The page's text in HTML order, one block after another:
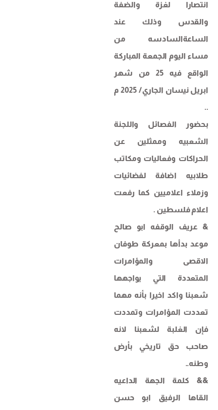
انتصارا لغزة والضفة
والقدس وذلك عند
الساعةالسادسه من
مساء اليوم الجمعة المباركة
الواقع فيه 25 من شهر
ابريل نيسان الجاري/ 2025 م
بحضور الفصائل واللجنة
الشعبيه وممثلين عن
الحراكات وفعاليات ومكاتب
طلابيه اضافة لفضائيات
وزملاء اعلاميين كما رفعت
اعلام فلسطين .
& عريف الوقفه ابو صالح
موعد بدأها بمعركة طوفان
الاقصى والمؤامرات
المتعددة التي يواجهها
شعبنا واكد اخيرا بأنه مهما
تعددت المؤامرات وتمددت
فإن الغلبة لشعبنا لانه
صاحب حق تاريخي بأرض
وطنه..
&& كلمة الجهة الداعيه
القاها الرفيق ابو حسن